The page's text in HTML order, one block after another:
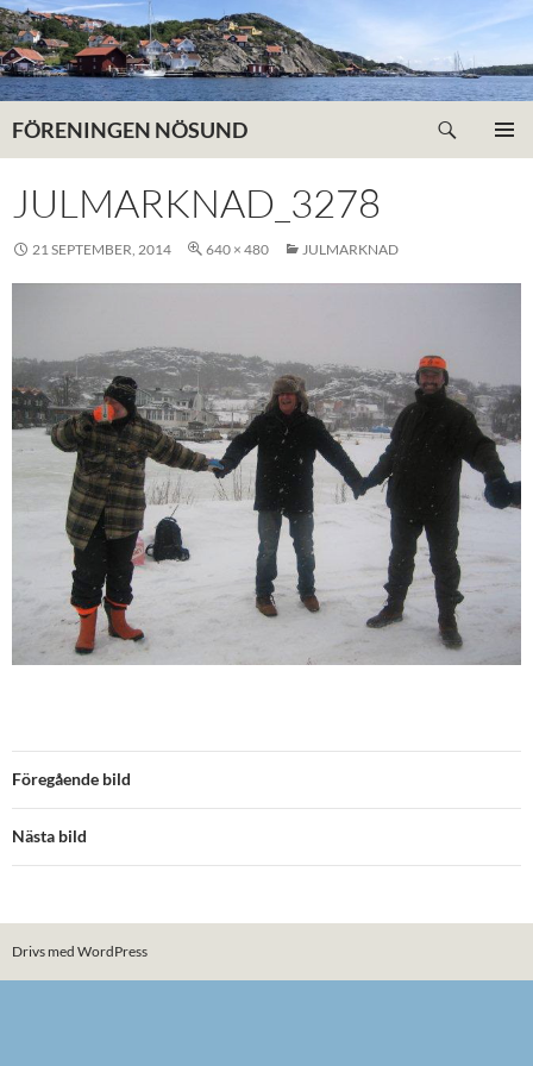
Hoppa
till
innehåll
FÖRENINGEN NÖSUND
JULMARKNAD_3278
21 SEPTEMBER, 2014 640 × 480 JULMARKNAD
Föregående bild
Nästa bild
Drivs med WordPress